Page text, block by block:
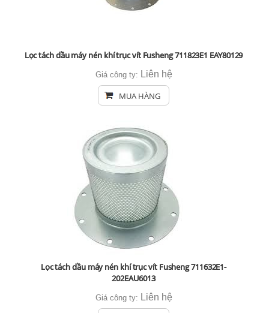
Lọc tách dầu máy nén khí trục vít Fusheng 711823E1 EAY80129
Giá công ty: Liên hệ
MUA HÀNG
Lọc tách dầu máy nén khí trục vít Fusheng 711632E1-
202EAU6013
Giá công ty: Liên hệ